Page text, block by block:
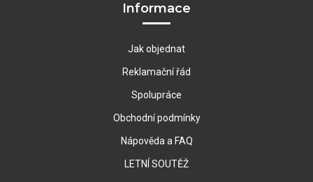
Informace
Jak objednat
Reklamační řád
Spolupráce
Obchodní podmínky
Nápověda a FAQ
LETNÍ SOUTĚŽ